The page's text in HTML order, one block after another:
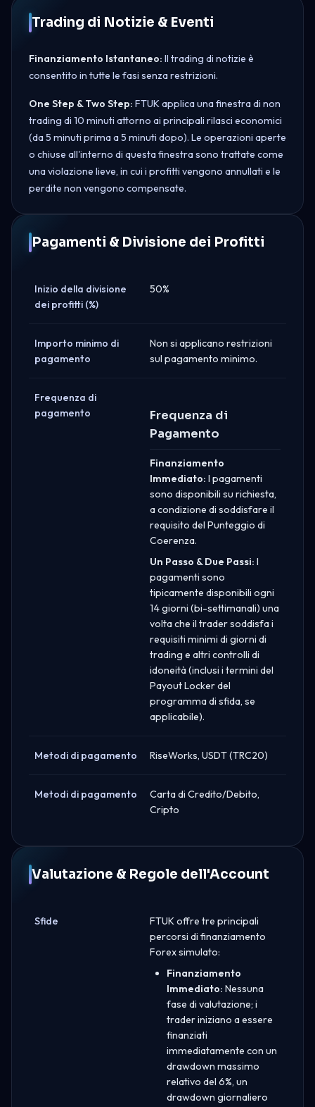
Trading di Notizie & Eventi
Finanziamento Istantaneo: Il trading di notizie è
consentito in tutte le fasi senza restrizioni.
One Step & Two Step: FTUK applica una finestra di non
trading di 10 minuti attorno ai principali rilasci economici
(da 5 minuti prima a 5 minuti dopo). Le operazioni aperte
o chiuse all'interno di questa finestra sono trattate come
una violazione lieve, in cui i profitti vengono annullati e le
perdite non vengono compensate.
Pagamenti & Divisione dei Profitti
Inizio della divisione
dei profitti (%)
50%
Importo minimo di
pagamento
Non si applicano restrizioni
sul pagamento minimo.
Frequenza di
pagamento
Frequenza di
Pagamento
Finanziamento
Immediato: I pagamenti
sono disponibili su richiesta,
a condizione di soddisfare il
requisito del Punteggio di
Coerenza.
Un Passo & Due Passi: I
pagamenti sono
tipicamente disponibili ogni
14 giorni (bi-settimanali) una
volta che il trader soddisfa i
requisiti minimi di giorni di
trading e altri controlli di
idoneità (inclusi i termini del
Payout Locker del
programma di sfida, se
applicabile).
Metodi di pagamento RiseWorks, USDT (TRC20)
Metodi di pagamento
Carta di Credito/Debito,
Cripto
Valutazione & Regole dell'Account
Sfide
FTUK offre tre principali
percorsi di finanziamento
Forex simulato:
Finanziamento
Immediato: Nessuna
fase di valutazione; i
trader iniziano a essere
finanziati
immediatamente con un
drawdown massimo
relativo del 6%, un
drawdown giornaliero